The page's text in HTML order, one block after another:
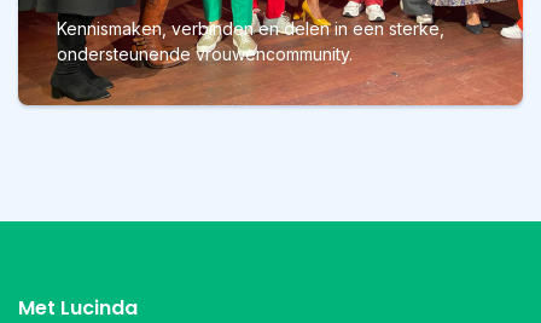
Kennismaken, verbinden en delen in een sterke,
ondersteunende vrouwencommunity.
Met Lucinda